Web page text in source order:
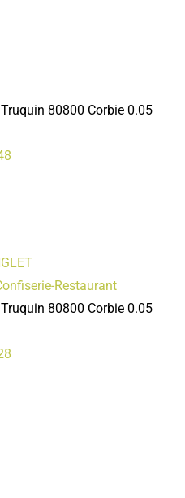
80800 Corbie 0.05
Restaurant
80800 Corbie 0.05